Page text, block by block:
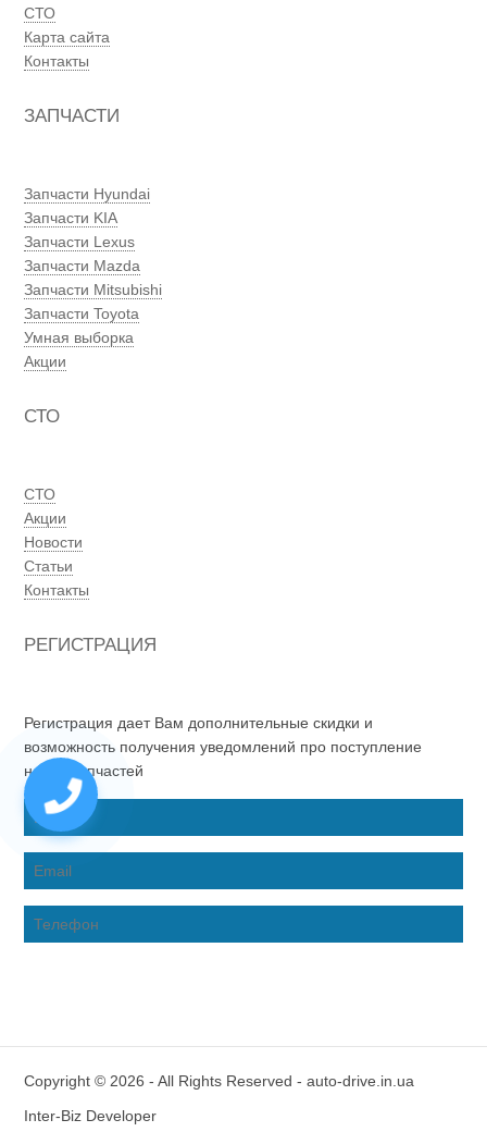
СТО
Карта сайта
Контакты
ЗАПЧАСТИ
Запчасти Hyundai
Запчасти KIA
Запчасти Lexus
Запчасти Mazda
Запчасти Mitsubishi
Запчасти Toyota
Умная выборка
Акции
СТО
СТО
Акции
Новости
Статьи
Контакты
РЕГИСТРАЦИЯ
Регистрация дает Вам дополнительные скидки и
возможность получения уведомлений про поступление
новых запчастей
Copyright © 2026 - All Rights Reserved - auto-drive.in.ua
Inter-Biz Developer